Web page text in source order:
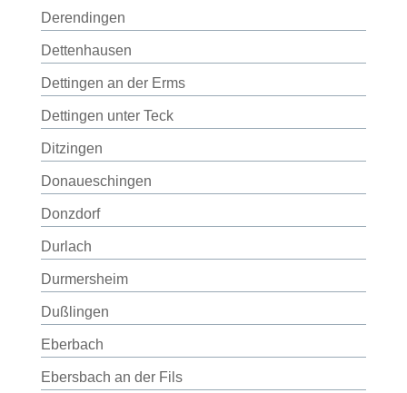
Derendingen
Dettenhausen
Dettingen an der Erms
Dettingen unter Teck
Ditzingen
Donaueschingen
Donzdorf
Durlach
Durmersheim
Dußlingen
Eberbach
Ebersbach an der Fils